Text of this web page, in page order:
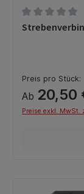
Preis pro Stück:
Ab 20,50
Preise exkl. MwSt.